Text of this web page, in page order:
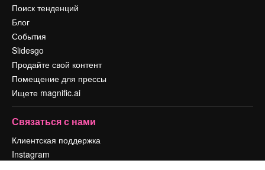
Поиск тенденций
Блог
События
Slidesgo
Продайте свой контент
Помещение для прессы
Ищете magnific.ai
Связаться с нами
Клиентская поддержка
Instagram